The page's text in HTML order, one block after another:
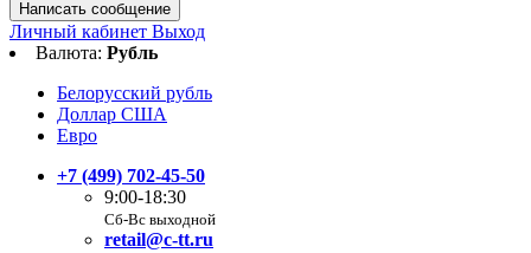
Написать сообщение
Личный кабинет Выход
Валюта: Рубль
Белорусский рубль
Доллар США
Евро
+7 (499) 702-45-50
9:00-18:30
Сб-Вс выходной
retail@c-tt.ru